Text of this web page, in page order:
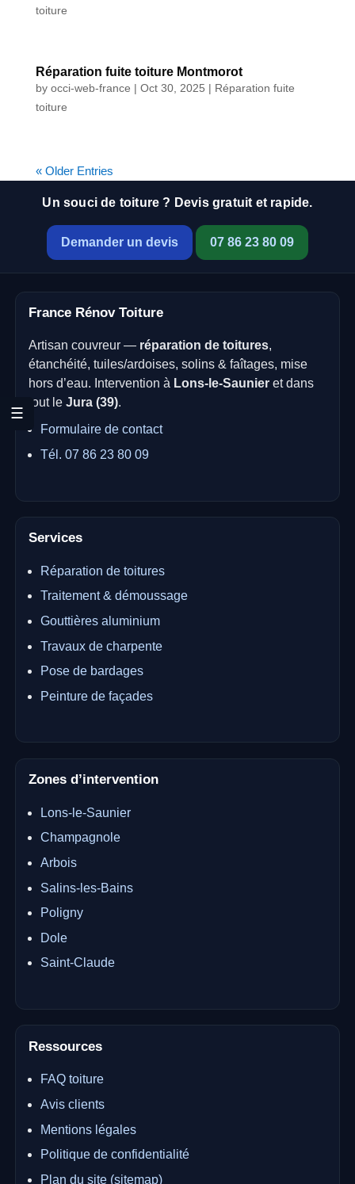
toiture
Réparation fuite toiture Montmorot
by occi-web-france | Oct 30, 2025 | Réparation fuite
toiture
« Older Entries
Un souci de toiture ? Devis gratuit et rapide.
Demander un devis 07 86 23 80 09
France Rénov Toiture
Artisan couvreur — réparation de toitures,
étanchéité, tuiles/ardoises, solins & faîtages, mise
hors d’eau. Intervention à Lons-le-Saunier et dans
tout leJura (39).
Formulaire de contact
Tél. 07 86 23 80 09
Services
Réparation de toitures
Traitement & démoussage
Gouttières aluminium
Travaux de charpente
Pose de bardages
Peinture de façades
Zones d’intervention
Lons-le-Saunier
Champagnole
Arbois
Salins-les-Bains
Poligny
Dole
Saint-Claude
Ressources
FAQ toiture
Avis clients
Mentions légales
Politique de confidentialité
Plan du site (sitemap)
☰